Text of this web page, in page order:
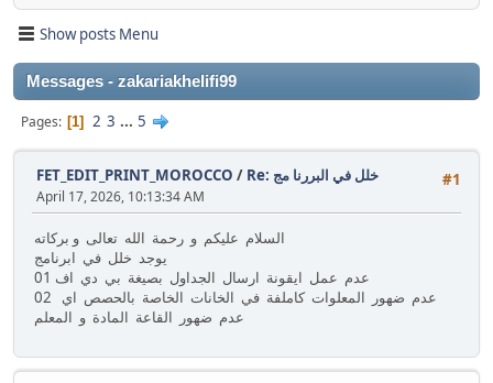
Show posts Menu
Messages - zakariakhelifi99
Pages 1 2 3 ... 5
#1
FET_EDIT_PRINT_MOROCCO / Re: خلل في البررنا مج
April 17, 2026, 10:13:34 AM
السلام عليكم و رحمة الله تعالى و بركاته
يوجد خلل في ابرنامج
01 عدم عمل ايقونة ارسال الجداول بصيغة بي دي اف
02 عدم ضهور المعلوات كاملفة في الخانات الخاصة بالحصص اي
عدم ضهور القاعة المادة و المعلم